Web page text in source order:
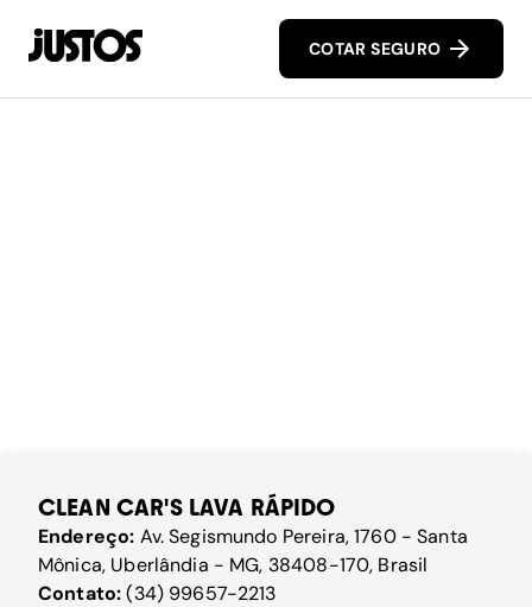
COTAR SEGURO
CLEAN CAR'S LAVA RÁPIDO
Endereço: Av. Segismundo Pereira, 1760 - Santa
Mônica, Uberlândia - MG, 38408-170, Brasil
Contato:(34) 99657-2213